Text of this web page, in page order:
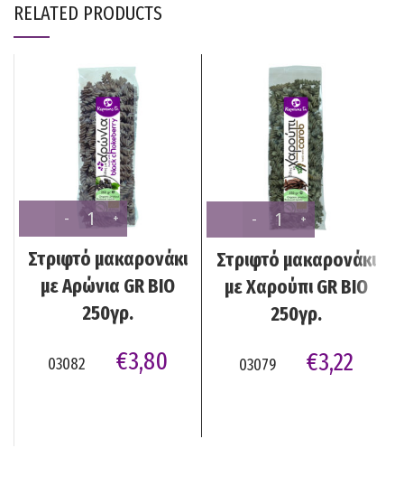
RELATED PRODUCTS
Στριφτό μακαρονάκι
με Αρώνια GR BIO
250γρ.
03082 €3,80
Στριφτό μακαρονάκι
με Χαρούπι GR BIO
250γρ.
03079 €3,22